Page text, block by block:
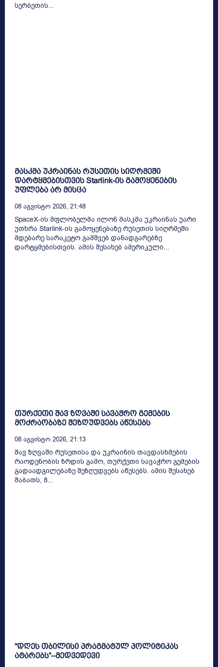
სერბეთის...
მასკმა უკრაინას რუსეთის სიღრმეში
დარტყმებისთვის Starlink-ის გამოყენების
უფლება არ მისცა
08 Აგვისტო 2026, 21:48
SpaceX-ის მფლობელმა ილონ მასკმა უკრაინას უარი
უთხრა Starlink-ის გამოყენებაზე რუსეთის სიღრმეში
მდებარე სარაკეტო გამშვებ დანადგარებზე
დარტყმებისთვის. ამის შესახებ ამერიკული...
თურქეთი შავ ზღვაში სავაჭრო გემების
მოძრაობაზე შეზღუდვებს აწესებს
08 Აგვისტო 2026, 21:13
შავ ზღვაში რუსეთისა და უკრაინის თავდასხმების
რაოდენობის ზრდის გამო, თურქეთი სავაჭრო გემების
გადაადგილებაზე შეზღუდვებს აწესებს. ამის შესახებ
შაბათს, 8...
“დღეს თბილისი პრაგმატულ პოლიტიკას
ატარებს“–მედვედევი